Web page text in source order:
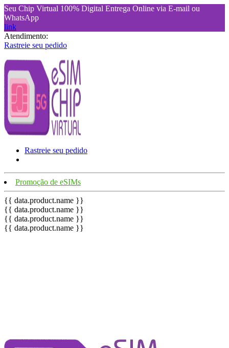
Seu Chip Virtual 100% Digital Entrega Online via E-mail ou
WhatsApp
link
Atendimento:
Rastreie seu pedido
Rastreie seu pedido
Promoção de eSIMs
{{ data.product.name }}
{{ data.product.name }}
{{ data.product.name }}
{{ data.product.name }}